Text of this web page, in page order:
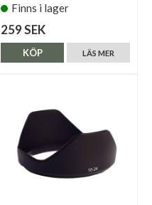
Finns i lager
259 SEK
LÄS MER
KÖP